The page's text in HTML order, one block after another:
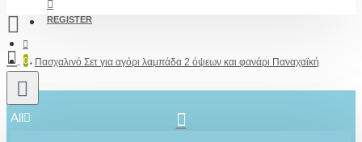
REGISTER
0
All
Πασχαλινό Σετ για αγόρι λαμπάδα 2 όψεων και φανάρι Παναχαϊκή